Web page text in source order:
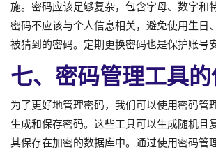
施。密码应该足够复杂，包含字母、数字和
密码不应该与个人信息相关，避免使用生日
被猜到的密码。定期更换密码也是保护账号
七、密码管理工具
为了更好地管理密码，我们可以使用密码管
生成和保存密码。这些工具可以生成随机且
其保存在加密的数据库中。通过使用密码管